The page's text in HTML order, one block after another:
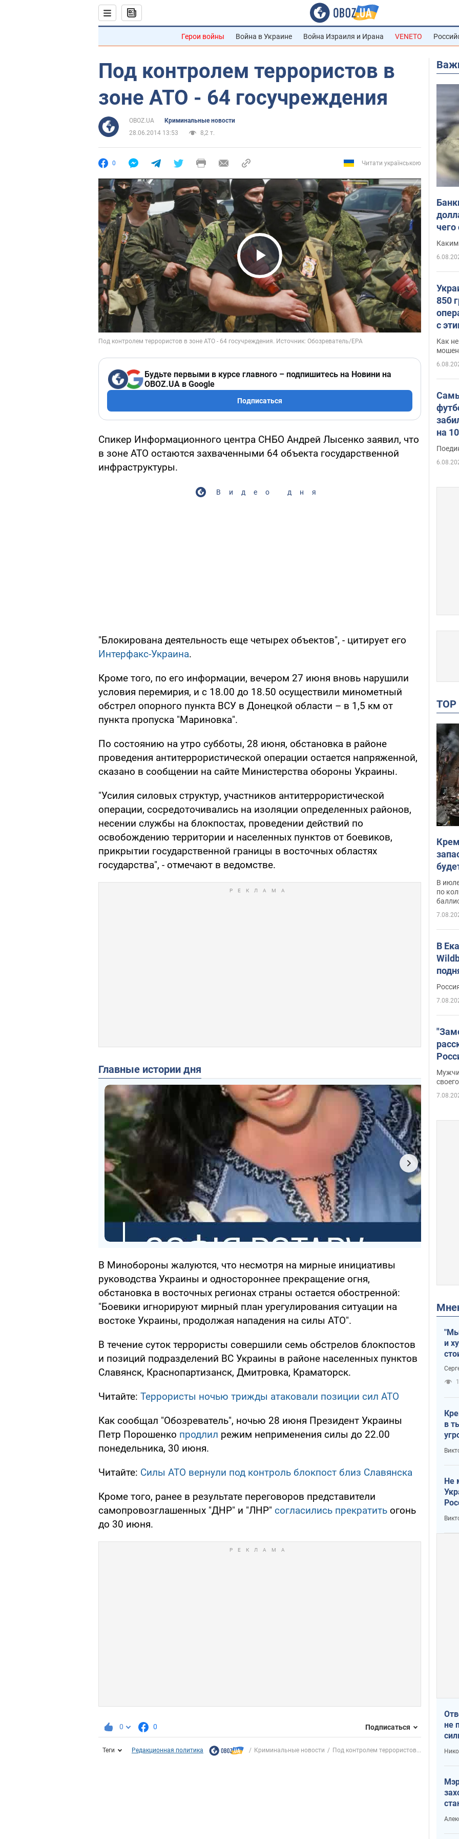
Герои войны Война в Украине Война Израиля и Ирана VENETO
Под контролем террористов в
зоне АТО - 64 госучреждения
OBOZ.UA
Криминальные новости
28.06.2014 13:53
8,2 т.
0 Читати українською
Play Video
Будьте первыми в курсе главного – подпишитесь на Новини на
OBOZ.UA в Google
Подписаться
Спикер Информационного центра СНБО Андрей Лысенко заявил, что
в зоне АТО остаются захваченными 64 объекта государственной
инфраструктуры.
Видео дня
"Блокирована деятельность еще четырех объектов", - цитирует его
Интерфакс-Украина.
Кроме того, по его информации, вечером 27 июня вновь нарушили
условия перемирия, и с 18.00 до 18.50 осуществили минометный
обстрел опорного пункта ВСУ в Донецкой области – в 1,5 км от
пункта пропуска "Мариновка".
По состоянию на утро субботы, 28 июня, обстановка в районе
проведения антитеррористической операции остается напряженной,
сказано в сообщении на сайте Министерства обороны Украины.
"Усилия силовых структур, участников антитеррористической
операции, сосредоточивались на изоляции определенных районов,
несении службы на блокпостах, проведении действий по
освобождению территории и населенных пунктов от боевиков,
прикрытии государственной границы в восточных областях
государства", - отмечают в ведомстве.
Главные истории дня
В Минобороны жалуются, что несмотря на мирные инициативы
руководства Украины и одностороннее прекращение огня,
обстановка в восточных регионах страны остается обостренной:
"Боевики игнорируют мирный план урегулирования ситуации на
востоке Украины, продолжая нападения на силы АТО".
В течение суток террористы совершили семь обстрелов блокпостов
и позиций подразделений ВС Украины в районе населенных пунктов
Славянск, Краснопартизанск, Дмитровка, Краматорск.
Читайте: Террористы ночью трижды атаковали позиции сил АТО
Как сообщал "Обозреватель", ночью 28 июня Президент Украины
Петр Порошенко продлил режим неприменения силы до 22.00
понедельника, 30 июня.
Читайте: Силы АТО вернули под контроль блокпост близ Славянска
Кроме того, ранее в результате переговоров представители
самопровозглашенных "ДНР" и "ЛНР" согласились прекратить огонь
до 30 июня.
0 0 Подписаться
Теги Редакционная политика Криминальные новости Под контролем террористов...
Каким
850
с
Как
на
В
по
В
Фото
и
в
Не
не
и